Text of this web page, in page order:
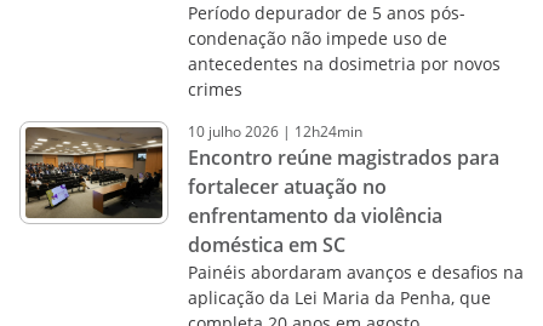
Período depurador de 5 anos pós-
condenação não impede uso de
antecedentes na dosimetria por novos
crimes
10 julho2026 | 12h24min
Encontro reúne magistrados para
fortalecer atuação no
enfrentamento da violência
doméstica em SC
Painéis abordaram avanços e desafios na
aplicação da Lei Maria da Penha, que